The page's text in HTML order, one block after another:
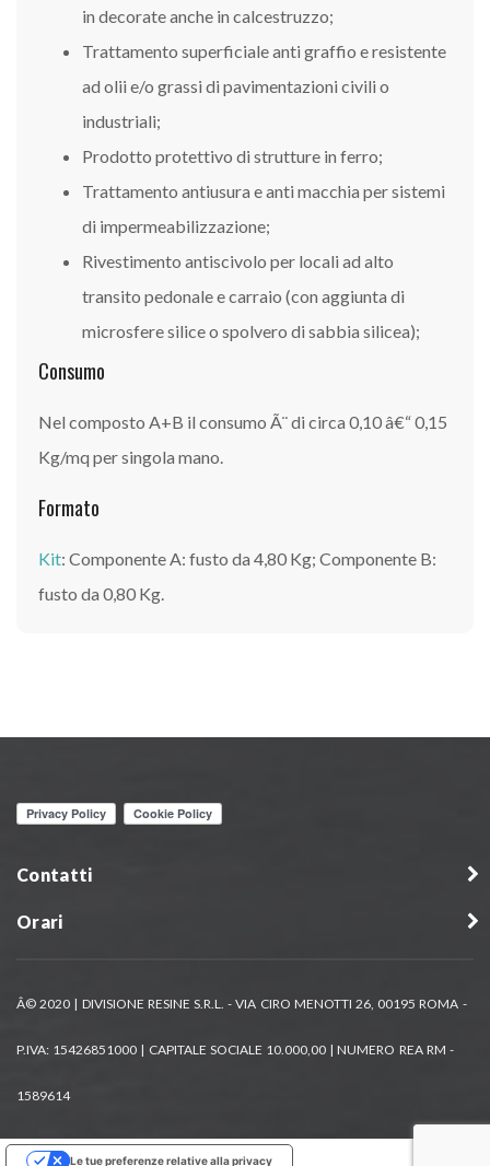
in decorate anche in calcestruzzo;
Trattamento superficiale anti graffio e resistente
ad olii e/o grassi di pavimentazioni civili o
industriali;
Prodotto protettivo di strutture in ferro;
Trattamento antiusura e anti macchia per sistemi
di impermeabilizzazione;
Rivestimento antiscivolo per locali ad alto
transito pedonale e carraio (con aggiunta di
microsfere silice o spolvero di sabbia silicea);
Consumo
Nel composto A+B il consumo Ã¨ di circa 0,10 â€“ 0,15
Kg/mq per singola mano.
Formato
Kit: Componente A: fusto da 4,80 Kg; Componente B:
fusto da 0,80 Kg.
Contatti
Orari
Â© 2020 | DIVISIONE RESINE S.R.L. - VIA CIRO MENOTTI 26, 00195 ROMA -
P.IVA: 15426851000 | CAPITALE SOCIALE 10.000,00 | NUMERO REA RM -
1589614
Le tue preferenze relative alla privacy